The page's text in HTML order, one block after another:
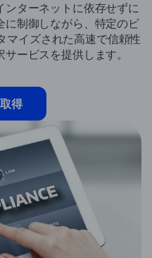
ンターネットに依存せずに
に制御しながら、特定のビ
マイズされた高速で信頼性
ービスを提供します。
得